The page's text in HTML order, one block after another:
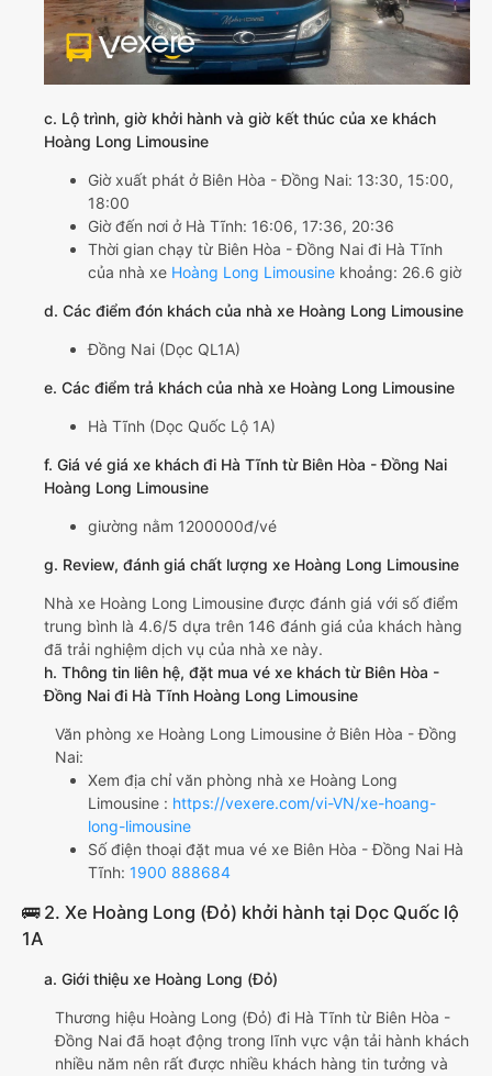
c. Lộ trình, giờ khởi hành và giờ kết thúc của xe khách
Hoàng Long Limousine
Giờ xuất phát ở Biên Hòa - Đồng Nai: 13:30, 15:00,
18:00
Giờ đến nơi ở Hà Tĩnh: 16:06, 17:36, 20:36
Thời gian chạy từ Biên Hòa - Đồng Nai đi Hà Tĩnh
của nhà xe Hoàng Long Limousine khoảng: 26.6 giờ
d. Các điểm đón khách của nhà xe Hoàng Long Limousine
Đồng Nai (Dọc QL1A)
e. Các điểm trả khách của nhà xe Hoàng Long Limousine
Hà Tĩnh (Dọc Quốc Lộ 1A)
f. Giá vé giá xe khách đi Hà Tĩnh từ Biên Hòa - Đồng Nai
Hoàng Long Limousine
giường nằm 1200000đ/vé
g. Review, đánh giá chất lượng xe Hoàng Long Limousine
Nhà xe Hoàng Long Limousine được đánh giá với số điểm
trung bình là 4.6/5 dựa trên 146 đánh giá của khách hàng
đã trải nghiệm dịch vụ của nhà xe này.
h. Thông tin liên hệ, đặt mua vé xe khách từ Biên Hòa -
Đồng Nai đi Hà Tĩnh Hoàng Long Limousine
Văn phòng xe Hoàng Long Limousine ở Biên Hòa - Đồng
Nai:
Xem địa chỉ văn phòng nhà xe Hoàng Long
Limousine : https://vexere.com/vi-VN/xe-hoang-
long-limousine
Số điện thoại đặt mua vé xe Biên Hòa - Đồng Nai Hà
Tĩnh: 1900 888684
🚌 2. Xe Hoàng Long (Đỏ) khởi hành tại Dọc Quốc lộ
1A
a. Giới thiệu xe Hoàng Long (Đỏ)
Thương hiệu Hoàng Long (Đỏ) đi Hà Tĩnh từ Biên Hòa -
Đồng Nai đã hoạt động trong lĩnh vực vận tải hành khách
nhiều năm nên rất được nhiều khách hàng tin tưởng và